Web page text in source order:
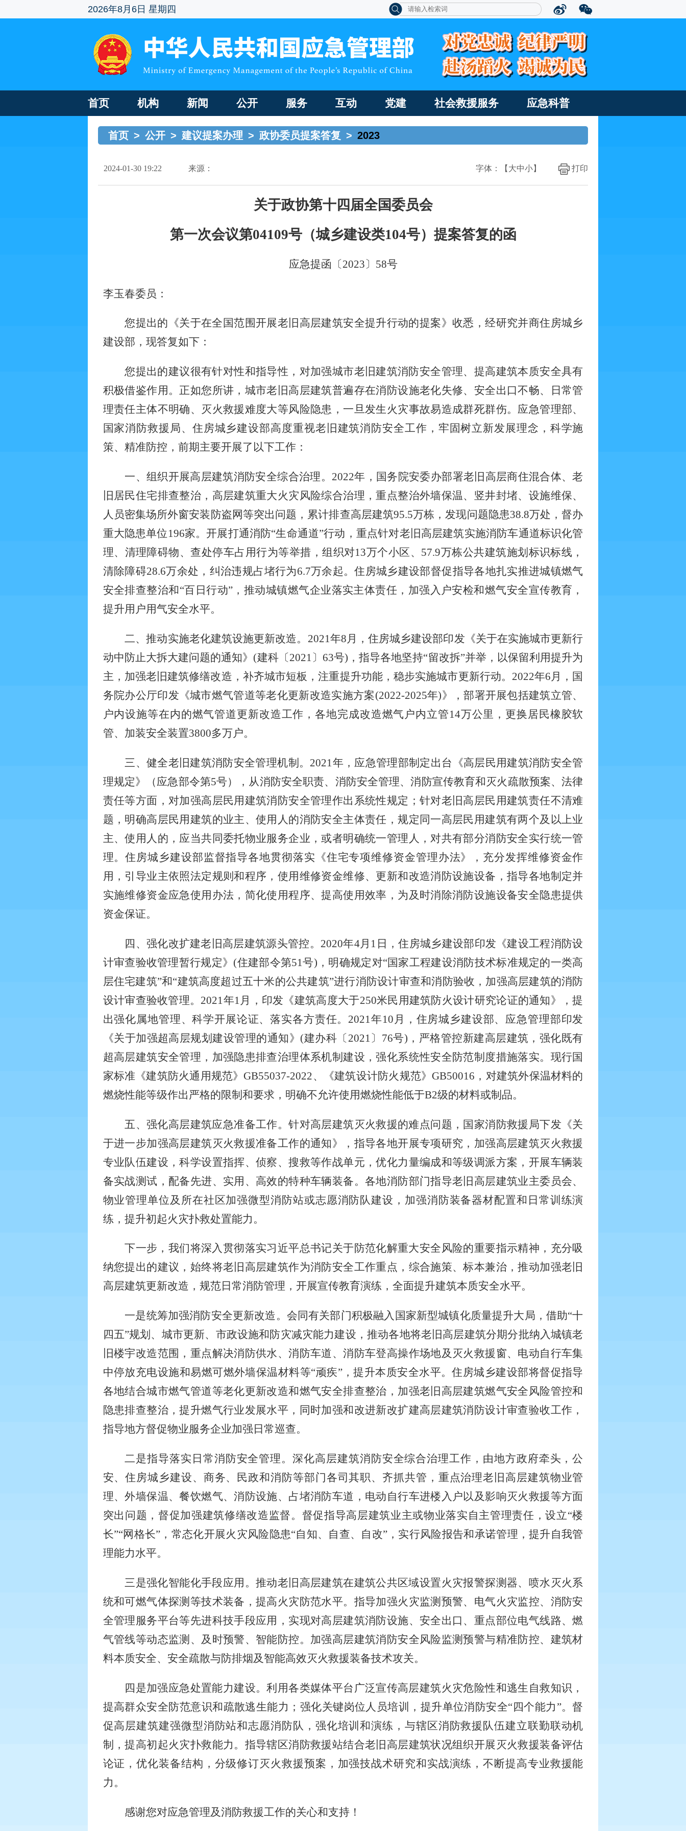
2026年8月6日 星期四
首页 机构 新闻 公开 服务 互动 党建 社会救援服务 应急科普
首页 > 公开 > 建议提案办理 > 政协委员提案答复 > 2023
2024-01-30 19:22 来源： 打印
字体：【 大中小】
关于政协第十四届全国委员会
第一次会议第04109号（城乡建设类104号）提案答复的函
应急提函〔2023〕58号
李玉春委员：
您提出的《关于在全国范围开展老旧高层建筑安全提升行动的提案》收悉，经研究并商住房城乡
建设部，现答复如下：
您提出的建议很有针对性和指导性，对加强城市老旧建筑消防安全管理、提高建筑本质安全具有
积极借鉴作用。正如您所讲，城市老旧高层建筑普遍存在消防设施老化失修、安全出口不畅、日常管
理责任主体不明确、灭火救援难度大等风险隐患，一旦发生火灾事故易造成群死群伤。应急管理部、
国家消防救援局、住房城乡建设部高度重视老旧建筑消防安全工作，牢固树立新发展理念，科学施
策、精准防控，前期主要开展了以下工作：
一、组织开展高层建筑消防安全综合治理。 2022年，国务院安委办部署老旧高层商住混合体、老
旧居民住宅排查整治，高层建筑重大火灾风险综合治理，重点整治外墙保温、竖井封堵、设施维保、
人员密集场所外窗安装防盗网等突出问题，累计排查高层建筑95.5万栋，发现问题隐患38.8万处，督办
重大隐患单位196家。开展打通消防“生命通道”行动，重点针对老旧高层建筑实施消防车通道标识化管
理、清理障碍物、查处停车占用行为等举措，组织对13万个小区、57.9万栋公共建筑施划标识标线，
清除障碍28.6万余处，纠治违规占堵行为6.7万余起。住房城乡建设部督促指导各地扎实推进城镇燃气
安全排查整治和“百日行动”，推动城镇燃气企业落实主体责任，加强入户安检和燃气安全宣传教育，
提升用户用气安全水平。
二、推动实施老化建筑设施更新改造。 2021年8月，住房城乡建设部印发《关于在实施城市更新行
动中防止大拆大建问题的通知》(建科〔2021〕63号)，指导各地坚持“留改拆”并举，以保留利用提升为
主，加强老旧建筑修缮改造，补齐城市短板，注重提升功能，稳步实施城市更新行动。2022年6月，国
务院办公厅印发《城市燃气管道等老化更新改造实施方案(2022-2025年)》，部署开展包括建筑立管、
户内设施等在内的燃气管道更新改造工作，各地完成改造燃气户内立管14万公里，更换居民橡胶软
管、加装安全装置3800多万户。
三、健全老旧建筑消防安全管理机制。 2021年，应急管理部制定出台《高层民用建筑消防安全管
理规定》（应急部令第5号），从消防安全职责、消防安全管理、消防宣传教育和灭火疏散预案、法律
责任等方面，对加强高层民用建筑消防安全管理作出系统性规定；针对老旧高层民用建筑责任不清难
题，明确高层民用建筑的业主、使用人的消防安全主体责任，规定同一高层民用建筑有两个及以上业
主、使用人的，应当共同委托物业服务企业，或者明确统一管理人，对共有部分消防安全实行统一管
理。住房城乡建设部监督指导各地贯彻落实《住宅专项维修资金管理办法》，充分发挥维修资金作
用，引导业主依照法定规则和程序，使用维修资金维修、更新和改造消防设施设备，指导各地制定并
实施维修资金应急使用办法，简化使用程序、提高使用效率，为及时消除消防设施设备安全隐患提供
资金保证。
四、强化改扩建老旧高层建筑源头管控。 2020年4月1日，住房城乡建设部印发《建设工程消防设
计审查验收管理暂行规定》(住建部令第51号)，明确规定对“国家工程建设消防技术标准规定的一类高
层住宅建筑”和“建筑高度超过五十米的公共建筑”进行消防设计审查和消防验收，加强高层建筑的消防
设计审查验收管理。2021年1月，印发《建筑高度大于250米民用建筑防火设计研究论证的通知》，提
出强化属地管理、科学开展论证、落实各方责任。2021年10月，住房城乡建设部、应急管理部印发
《关于加强超高层规划建设管理的通知》(建办科〔2021〕76号)，严格管控新建高层建筑，强化既有
超高层建筑安全管理，加强隐患排查治理体系机制建设，强化系统性安全防范制度措施落实。现行国
家标准《建筑防火通用规范》GB55037-2022、《建筑设计防火规范》GB50016，对建筑外保温材料的
燃烧性能等级作出严格的限制和要求，明确不允许使用燃烧性能低于B2级的材料或制品。
五、强化高层建筑应急准备工作。针对高层建筑灭火救援的难点问题，国家消防救援局下发《关
于进一步加强高层建筑灭火救援准备工作的通知》，指导各地开展专项研究，加强高层建筑灭火救援
专业队伍建设，科学设置指挥、侦察、搜救等作战单元，优化力量编成和等级调派方案，开展车辆装
备实战测试，配备先进、实用、高效的特种车辆装备。各地消防部门指导老旧高层建筑业主委员会、
物业管理单位及所在社区加强微型消防站或志愿消防队建设，加强消防装备器材配置和日常训练演
练，提升初起火灾扑救处置能力。
下一步，我们将深入贯彻落实习近平总书记关于防范化解重大安全风险的重要指示精神，充分吸
纳您提出的建议，始终将老旧高层建筑作为消防安全工作重点，综合施策、标本兼治，推动加强老旧
高层建筑更新改造，规范日常消防管理，开展宣传教育演练，全面提升建筑本质安全水平。
一是统筹加强消防安全更新改造。会同有关部门积极融入国家新型城镇化质量提升大局，借助“十
四五”规划、城市更新、市政设施和防灾减灾能力建设，推动各地将老旧高层建筑分期分批纳入城镇老
旧楼宇改造范围，重点解决消防供水、消防车道、消防车登高操作场地及灭火救援窗、电动自行车集
中停放充电设施和易燃可燃外墙保温材料等“顽疾”，提升本质安全水平。住房城乡建设部将督促指导
各地结合城市燃气管道等老化更新改造和燃气安全排查整治，加强老旧高层建筑燃气安全风险管控和
隐患排查整治，提升燃气行业发展水平，同时加强和改进新改扩建高层建筑消防设计审查验收工作，
指导地方督促物业服务企业加强日常巡查。
二是指导落实日常消防安全管理。深化高层建筑消防安全综合治理工作，由地方政府牵头，公
安、住房城乡建设、商务、民政和消防等部门各司其职、齐抓共管，重点治理老旧高层建筑物业管
理、外墙保温、餐饮燃气、消防设施、占堵消防车道，电动自行车进楼入户以及影响灭火救援等方面
突出问题，督促加强建筑修缮改造监督。督促指导高层建筑业主或物业落实自主管理责任，设立“楼
长”“网格长”，常态化开展火灾风险隐患“自知、自查、自改”，实行风险报告和承诺管理，提升自我管
理能力水平。
三是强化智能化手段应用。推动老旧高层建筑在建筑公共区域设置火灾报警探测器、喷水灭火系
统和可燃气体探测等技术装备，提高火灾防范水平。指导加强火灾监测预警、电气火灾监控、消防安
全管理服务平台等先进科技手段应用，实现对高层建筑消防设施、安全出口、重点部位电气线路、燃
气管线等动态监测、及时预警、智能防控。加强高层建筑消防安全风险监测预警与精准防控、建筑材
料本质安全、安全疏散与防排烟及智能高效灭火救援装备技术攻关。
四是加强应急处置能力建设。利用各类媒体平台广泛宣传高层建筑火灾危险性和逃生自救知识，
提高群众安全防范意识和疏散逃生能力；强化关键岗位人员培训，提升单位消防安全“四个能力”。督
促高层建筑建强微型消防站和志愿消防队，强化培训和演练，与辖区消防救援队伍建立联勤联动机
制，提高初起火灾扑救能力。指导辖区消防救援站结合老旧高层建筑状况组织开展灭火救援装备评估
论证，优化装备结构，分级修订灭火救援预案，加强技战术研究和实战演练，不断提高专业救援能
力。
感谢您对应急管理及消防救援工作的关心和支持！